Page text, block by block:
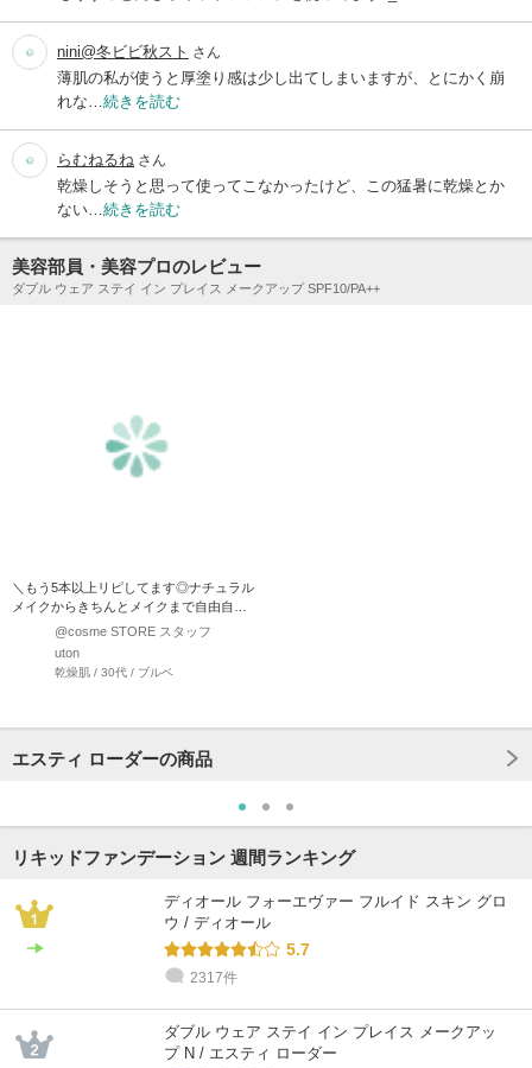
nini@冬ビビ秋スト さん
薄肌の私が使うと厚塗り感は少し出てしまいますが、とにかく崩
れな… 続きを読む
らむねるね さん
乾燥しそうと思って使ってこなかったけど、この猛暑に乾燥とか
ない… 続きを読む
美容部員・美容プロのレビュー
ダブル ウェア ステイ イン プレイス メークアップ SPF10/PA++
＼もう5本以上リピしてます◎ナチュラル
メイクからきちんとメイクまで自由自在
ファンデ／ エステ…
@cosme STORE スタッフ
uton
乾燥肌 / 30代 / ブルベ
エスティ ローダーの商品
リキッドファンデーション 週間ランキング
ディオール フォーエヴァー フルイド スキン グロ
ウ / ディオール
5.7
2317件
ダブル ウェア ステイ イン プレイス メークアッ
プ N / エスティ ローダー